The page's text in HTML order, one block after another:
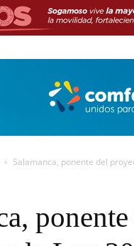
Salamanca, ponente del